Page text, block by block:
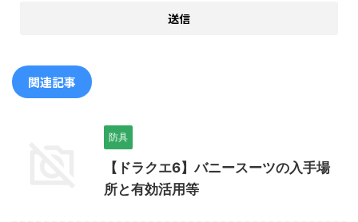
関連記事
防具
【ドラクエ6】バニースーツの入手場
所と有効活用等